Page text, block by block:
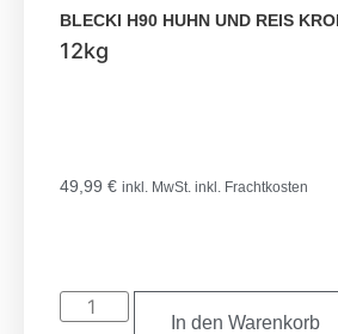
BLECKI H90 HUHN UND REIS
12kg
49,99 € inkl. MwSt. inkl. Frachtkosten
In den Warenkorb